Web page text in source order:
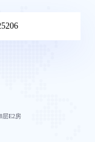
层E2房